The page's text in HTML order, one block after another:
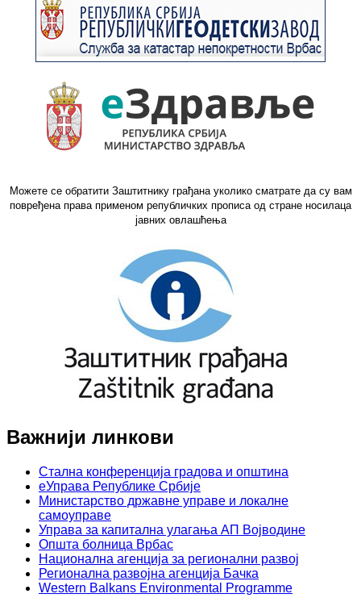
Можете се обратити Заштитнику грађана уколико сматрате да су вам
повређена права применом републичких прописа од стране носилаца
јавних овлашћења
Важнији линкови
Стална конференција градова и општина
еУправа Републике Србије
Министарство државне управе и локалне
самоуправе
Управа за капитална улагања АП Војводине
Општа болница Врбас
Национална агенција за регионални развој
Регионална развојна агенција Бачка
Western Balkans Environmental Programme